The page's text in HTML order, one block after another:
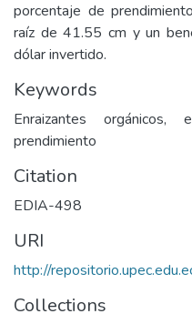
porcentaje de
raíz de 41.55 cm y un
dólar invertido.
Keywords
Enraizantes
prendimiento
Citation
EDIA-498
URI
http://
Collections